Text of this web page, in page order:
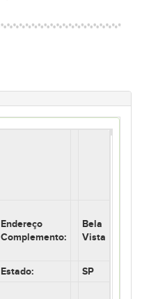
Endereço
Complemento:
Bela
Vista
Estado:
SP